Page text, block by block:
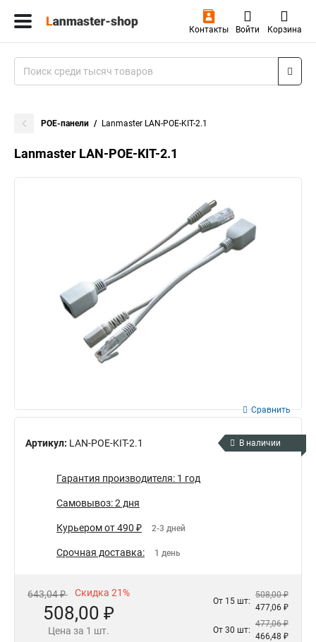
Контакты Войти Корзина
POE-панели Lanmaster LAN-POE-KIT-2.1
Lanmaster LAN-POE-KIT-2.1
Артикул: LAN-POE-KIT-2.1
Сравнить
В наличии
Гарантия производителя: 1 год
Самовывоз: 2 дня
Курьером от 490 ₽ 2-3 дней
Срочная доставка: 1 день
643,04 ₽ Скидка 21%
508,00 ₽
Цена за 1 шт.
От 15 шт:
508,00 ₽
477,06 ₽
От 30 шт:
477,06 ₽
466,48 ₽